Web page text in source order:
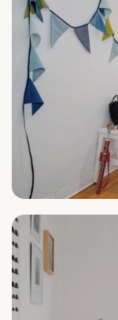
Kinderzimmer